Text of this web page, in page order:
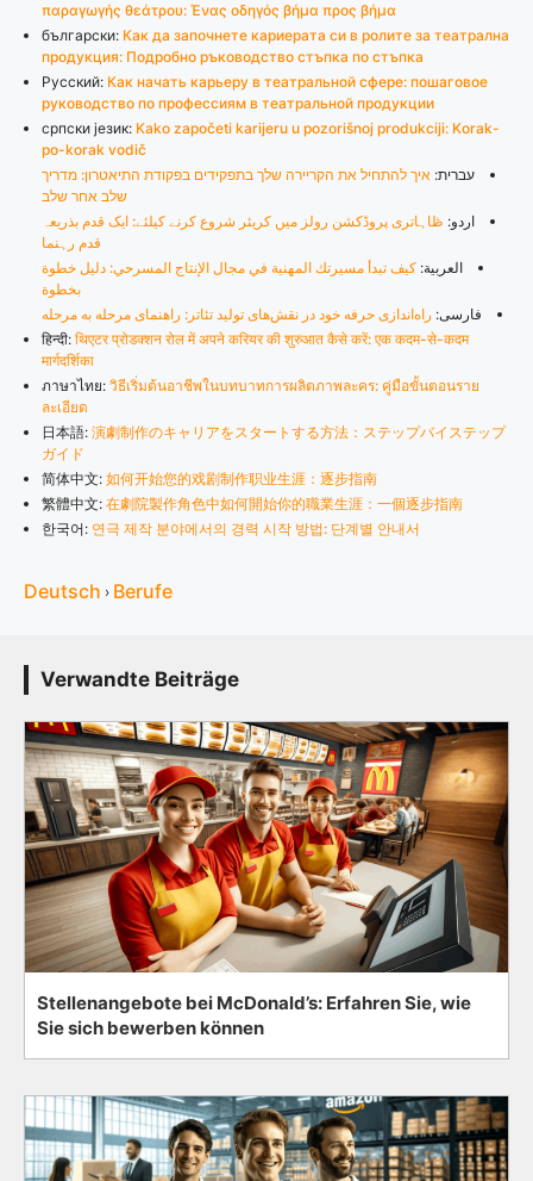
παραγωγής θεάτρου: Ένας οδηγός βήμα προς βήμα
български: Как да започнете кариерата си в ролите за театрална
продукция: Подробно ръководство стъпка по стъпка
Русский: Как начать карьеру в театральной сфере: пошаговое
руководство по профессиям в театральной продукции
српски језик: Kako započeti karijeru u pozorišnoj produkciji: Korak-
po-korak vodič
עברית: איך להתחיל את הקריירה שלך בתפקידים בפקודת התיאטרון: מדריך
שלב אחר שלב
اردو: ڟاہاتری پروڈکشن رولز میں کریئر شروع کرنے کیلئے: ایک قدم بذریعہ
قدم رہنما
العربية: كيف تبدأ مسيرتك المهنية في مجال الإنتاج المسرحي: دليل خطوة
بخطوة
فارسی: راه‌اندازی حرفه خود در نقش‌های تولید تئاتر: راهنمای مرحله به مرحله
हिन्दी: थिएटर प्रोडक्शन रोल में अपने करियर की शुरुआत कैसे करें: एक कदम-से-कदम
मार्गदर्शिका
ภาษาไทย: วิธีเริ่มต้นอาชีพในบทบาทการผลิตภาพละคร: คู่มือขั้นตอนราย
ละเอียด
日本語: 演劇制作のキャリアをスタートする方法：ステップバイステップ
ガイド
简体中文: 如何开始您的戏剧制作职业生涯：逐步指南
繁體中文: 在劇院製作角色中如何開始你的職業生涯：一個逐步指南
한국어: 연극 제작 분야에서의 경력 시작 방법: 단계별 안내서
Deutsch › Berufe
Verwandte Beiträge
Stellenangebote bei McDonald’s: Erfahren Sie, wie
Sie sich bewerben können